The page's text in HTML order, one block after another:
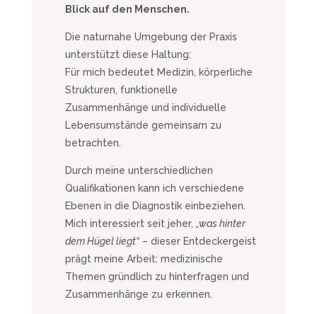
Blick auf den Menschen.
Die naturnahe Umgebung der Praxis
unterstützt diese Haltung:
Für mich bedeutet Medizin, körperliche
Strukturen, funktionelle
Zusammenhänge und individuelle
Lebensumstände gemeinsam zu
betrachten.
Durch meine unterschiedlichen
Qualifikationen kann ich verschiedene
Ebenen in die Diagnostik einbeziehen.
Mich interessiert seit jeher,
„was hinter
dem Hügel liegt“– dieser Entdeckergeist
prägt meine Arbeit: medizinische
Themen gründlich zu hinterfragen und
Zusammenhänge zu erkennen.